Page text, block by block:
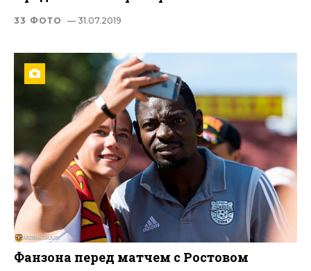
33 ФОТО — 31.07.2019
Фанзона перед матчем с Ростовом